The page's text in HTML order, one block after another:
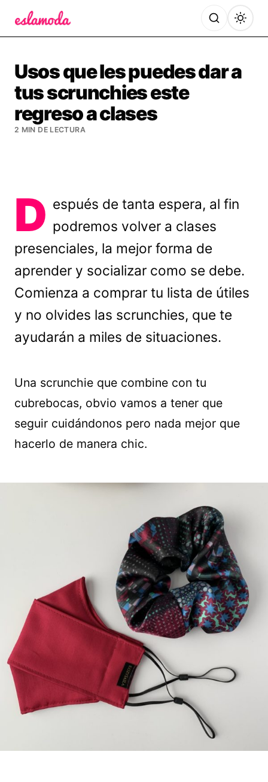
Usos que les puedes dar a
tus scrunchies este
regreso a clases
2 MIN DE LECTURA
D espués de tanta espera, al fin
podremos volver a clases
presenciales, la mejor forma de
aprender y socializar como se debe.
Comienza a comprar tu lista de útiles
y no olvides las scrunchies, que te
ayudarán a miles de situaciones.
Una scrunchie que combine con tu
cubrebocas, obvio vamos a tener que
seguir cuidándonos pero nada mejor que
hacerlo de manera chic.